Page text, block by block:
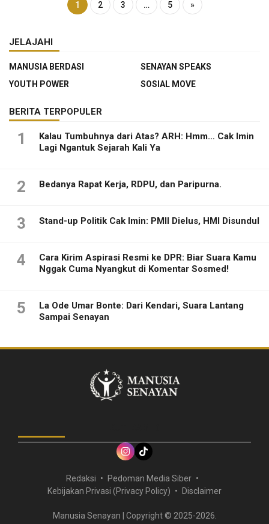
1 2 3 … 5 »
JELAJAHI
MANUSIA BERDASI
SENAYAN SPEAKS
YOUTH POWER
SOSIAL MOVE
BERITA TERPOPULER
1
Kalau Tumbuhnya dari Atas? ARH: Hmm… Cak Imin
Lagi Ngantuk Sejarah Kali Ya
2 Bedanya Rapat Kerja, RDPU, dan Paripurna.
3 Stand-up Politik Cak Imin: PMII Dielus, HMI Disundul
4
Cara Kirim Aspirasi Resmi ke DPR: Biar Suara Kamu
Nggak Cuma Nyangkut di Komentar Sosmed!
5
La Ode Umar Bonte: Dari Kendari, Suara Lantang
Sampai Senayan
Redaksi
Pedoman Media Siber
Kebijakan Privasi (Privacy Policy)
Disclaimer
Manusia Senayan | Copyright © 2025-2026.